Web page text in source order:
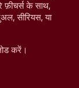
फ़ीचर्स के साथ,
सीरियस, या
करें।